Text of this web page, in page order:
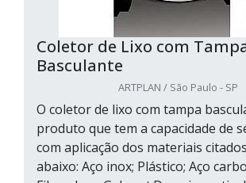
Coletor de Lixo com
Basculante
ARTPLAN / São Paulo - SP
O coletor de lixo com tampa
produto que tem a capacidade de
com aplicação dos materiais
abaixo: Aço inox; Plástico; Aço